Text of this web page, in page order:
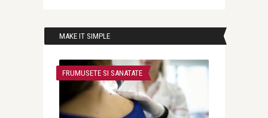
MAKE IT SIMPLE
FRUMUSETE SI SANATATE